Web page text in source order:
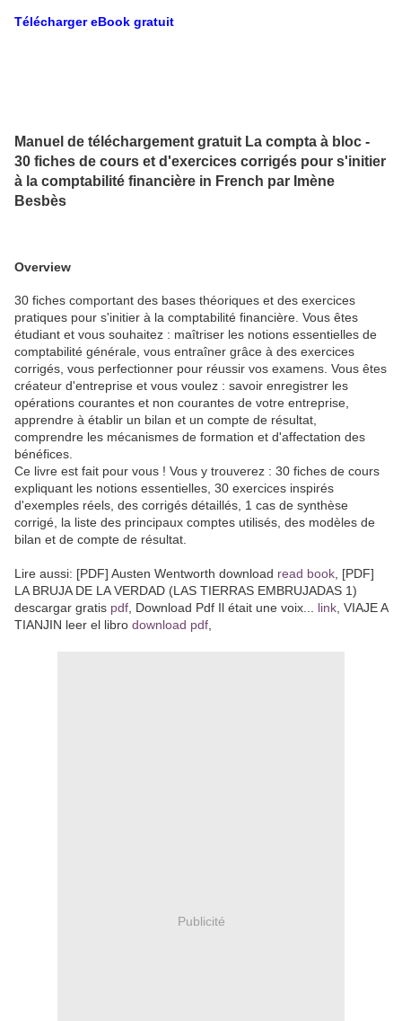
Télécharger eBook gratuit
Manuel de téléchargement gratuit La compta à bloc -
30 fiches de cours et d'exercices corrigés pour s'initier
à la comptabilité financière in French par Imène
Besbès
Overview
30 fiches comportant des bases théoriques et des exercices
pratiques pour s'initier à la comptabilité financière. Vous êtes
étudiant et vous souhaitez : maîtriser les notions essentielles de
comptabilité générale, vous entraîner grâce à des exercices
corrigés, vous perfectionner pour réussir vos examens. Vous êtes
créateur d'entreprise et vous voulez : savoir enregistrer les
opérations courantes et non courantes de votre entreprise,
apprendre à établir un bilan et un compte de résultat,
comprendre les mécanismes de formation et d'affectation des
bénéfices.
Ce livre est fait pour vous ! Vous y trouverez : 30 fiches de cours
expliquant les notions essentielles, 30 exercices inspirés
d'exemples réels, des corrigés détaillés, 1 cas de synthèse
corrigé, la liste des principaux comptes utilisés, des modèles de
bilan et de compte de résultat.
Lire aussi: [PDF] Austen Wentworth download read book , [PDF]
LA BRUJA DE LA VERDAD (LAS TIERRAS EMBRUJADAS 1)
descargar gratis pdf , Download Pdf Il était une voix... link , VIAJE A
TIANJIN leer el libro download pdf
Publicité